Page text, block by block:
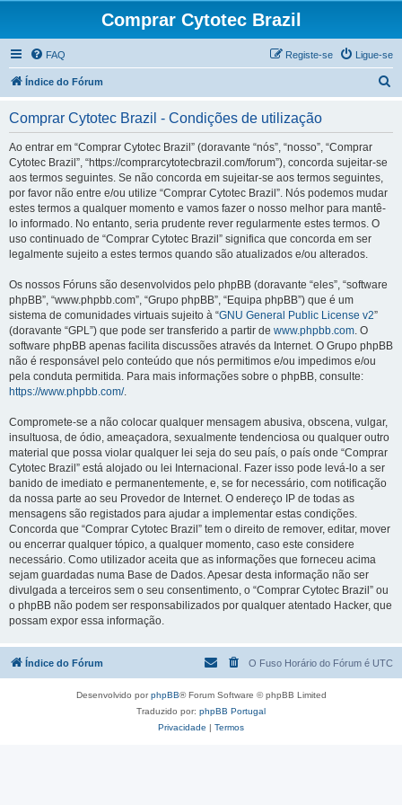
Comprar Cytotec Brazil
FAQ Ligue-se
Registe-se
Índice do Fórum
Comprar Cytotec Brazil - Condições de utilização
Ao entrar em “Comprar Cytotec Brazil” (doravante “nós”, “nosso”, “Comprar
Cytotec Brazil”, “https://comprarcytotecbrazil.com/forum”), concorda sujeitar-se
aos termos seguintes. Se não concorda em sujeitar-se aos termos seguintes,
por favor não entre e/ou utilize “Comprar Cytotec Brazil”. Nós podemos mudar
estes termos a qualquer momento e vamos fazer o nosso melhor para mantê-
lo informado. No entanto, seria prudente rever regularmente estes termos. O
uso continuado de “Comprar Cytotec Brazil” significa que concorda em ser
legalmente sujeito a estes termos quando são atualizados e/ou alterados.
Os nossos Fóruns são desenvolvidos pelo phpBB (doravante “eles”, “software
phpBB”, “www.phpbb.com”, “Grupo phpBB”, “Equipa phpBB”) que é um
sistema de comunidades virtuais sujeito à “GNU General Public License v2”
(doravante “GPL”) que pode ser transferido a partir de www.phpbb.com. O
software phpBB apenas facilita discussões através da Internet. O Grupo phpBB
não é responsável pelo conteúdo que nós permitimos e/ou impedimos e/ou
pela conduta permitida. Para mais informações sobre o phpBB, consulte:
https://www.phpbb.com/.
Compromete-se a não colocar qualquer mensagem abusiva, obscena, vulgar,
insultuosa, de ódio, ameaçadora, sexualmente tendenciosa ou qualquer outro
material que possa violar qualquer lei seja do seu país, o país onde “Comprar
Cytotec Brazil” está alojado ou lei Internacional. Fazer isso pode levá-lo a ser
banido de imediato e permanentemente, e, se for necessário, com notificação
da nossa parte ao seu Provedor de Internet. O endereço IP de todas as
mensagens são registados para ajudar a implementar estas condições.
Concorda que “Comprar Cytotec Brazil” tem o direito de remover, editar, mover
ou encerrar qualquer tópico, a qualquer momento, caso este considere
necessário. Como utilizador aceita que as informações que forneceu acima
sejam guardadas numa Base de Dados. Apesar desta informação não ser
divulgada a terceiros sem o seu consentimento, o “Comprar Cytotec Brazil” ou
o phpBB não podem ser responsabilizados por qualquer atentado Hacker, que
possam expor essa informação.
Índice do Fórum O Fuso Horário do Fórum é UTC
Desenvolvido porphpBB® Forum Software © phpBB Limited
Traduzido por: phpBB Portugal
Privacidade | Termos